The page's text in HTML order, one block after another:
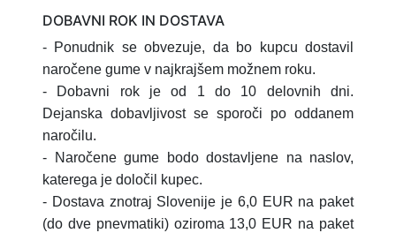
DOBAVNI ROK IN DOSTAVA
- Ponudnik se obvezuje, da bo kupcu dostavil
naročene gume v najkrajšem možnem roku.
- Dobavni rok je od 1 do 10 delovnih dni.
Dejanska dobavljivost se sporoči po oddanem
naročilu.
- Naročene gume bodo dostavljene na naslov,
katerega je določil kupec.
- Dostava znotraj Slovenije je 6,0 EUR na paket
(do dve pnevmatiki) oziroma 13,0 EUR na paket